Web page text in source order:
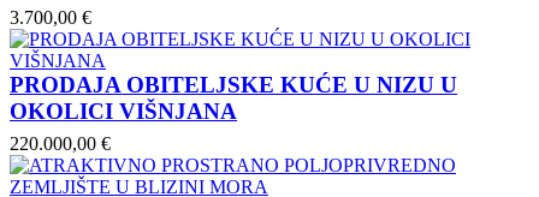
3.700,00 €
PRODAJA OBITELJSKE KUĆE U NIZU U
OKOLICI VIŠNJANA
220.000,00 €